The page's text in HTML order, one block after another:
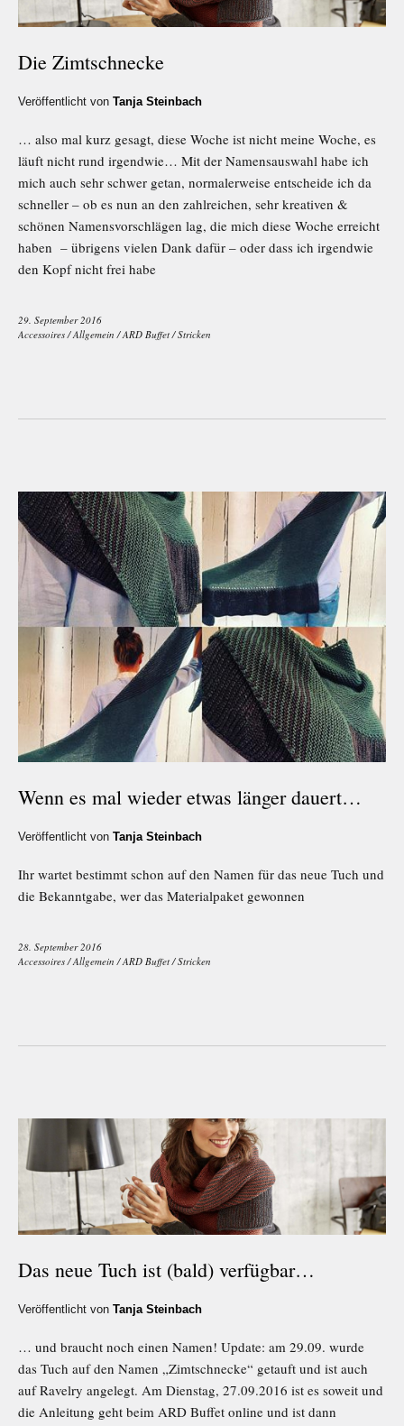
Die Zimtschnecke
Veröffentlicht von Tanja Steinbach
… also mal kurz gesagt, diese Woche ist nicht meine Woche, es
läuft nicht rund irgendwie… Mit der Namensauswahl habe ich
mich auch sehr schwer getan, normalerweise entscheide ich da
schneller – ob es nun an den zahlreichen, sehr kreativen &
schönen Namensvorschlägen lag, die mich diese Woche erreicht
haben – übrigens vielen Dank dafür – oder dass ich irgendwie
den Kopf nicht frei habe
29. September 2016
Accessoires /Allgemein /ARD Buffet /Stricken
Wenn es mal wieder etwas länger dauert…
Veröffentlicht von Tanja Steinbach
Ihr wartet bestimmt schon auf den Namen für das neue Tuch und
die Bekanntgabe, wer das Materialpaket gewonnen
28. September 2016
Accessoires /Allgemein /ARD Buffet /Stricken
Das neue Tuch ist (bald) verfügbar…
Veröffentlicht von Tanja Steinbach
… und braucht noch einen Namen! Update: am 29.09. wurde
das Tuch auf den Namen „Zimtschnecke“ getauft und ist auch
auf Ravelry angelegt. Am Dienstag, 27.09.2016 ist es soweit und
die Anleitung geht beim ARD Buffet online und ist dann